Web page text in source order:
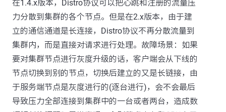
在1.4.x版本，Distro协议可以把心跳和注册的流量压
力分散到集群的各个节点。但是在2.x版本，由于建
立的通信通道是长连接，Distro协议不再分散流量到
集群内，而是直接对请求进行处理。故障场景：如果
要对集群节点进行灰度升级的话，客户端会从下线的
节点切换到别的节点，切换后建立的又是长链接，由
于服务端节点是灰度进行的(逐台进行)，会不会最后
导致压力全部连接到集群中的一台或者两台，造成数